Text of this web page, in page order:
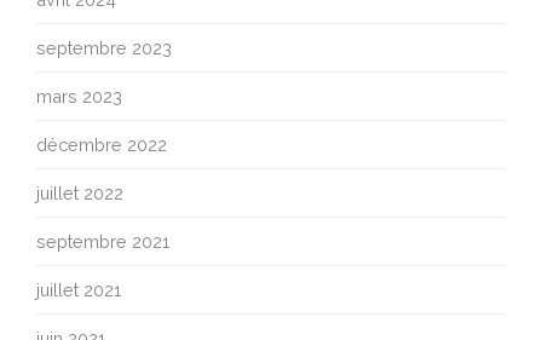
septembre 2023
mars 2023
décembre 2022
juillet 2022
septembre 2021
juillet 2021